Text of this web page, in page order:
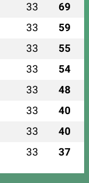
33 69
33 59
33 55
33 54
33 48
33 40
33 40
33 37